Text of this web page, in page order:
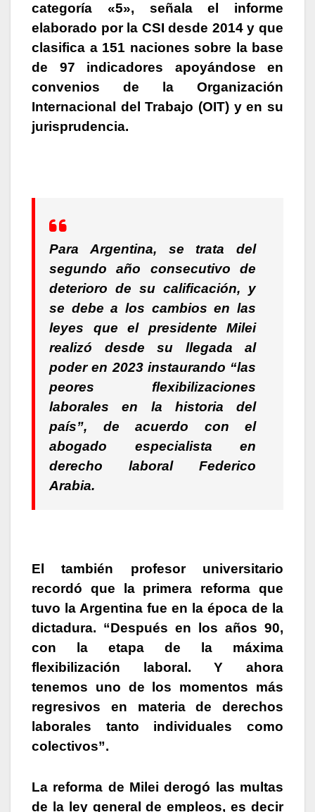
categoría «5», señala el informe
elaborado por la CSI desde 2014 y que
clasifica a 151 naciones sobre la base
de 97 indicadores apoyándose en
convenios de la Organización
Internacional del Trabajo (OIT) y en su
jurisprudencia.
Para Argentina, se trata del
segundo año consecutivo de
deterioro de su calificación, y
se debe a los cambios en las
leyes que el presidente Milei
realizó desde su llegada al
poder en 2023 instaurando “las
peores flexibilizaciones
laborales en la historia del
país”, de acuerdo con el
abogado especialista en
derecho laboral Federico
Arabia.
El también profesor universitario
recordó que la primera reforma que
tuvo la Argentina fue en la época de la
dictadura. “Después en los años 90,
con la etapa de la máxima
flexibilización laboral. Y ahora
tenemos uno de los momentos más
regresivos en materia de derechos
laborales tanto individuales como
colectivos”.
La reforma de Milei derogó las multas
de la ley general de empleos, es decir